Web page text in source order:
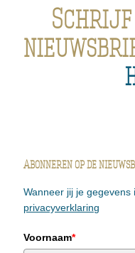
Schrijf
Abonneren op de
Wanneer jij je
privacyverklaring
Voornaam*